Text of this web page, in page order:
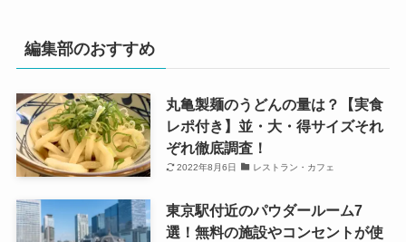
編集部のおすすめ
丸亀製麺のうどんの量は？【実食
レポ付き】並・大・得サイズそれ
ぞれ徹底調査！
2022年8月6日 レストラン・カフェ
東京駅付近のパウダールーム7
選！無料の施設やコンセントが使